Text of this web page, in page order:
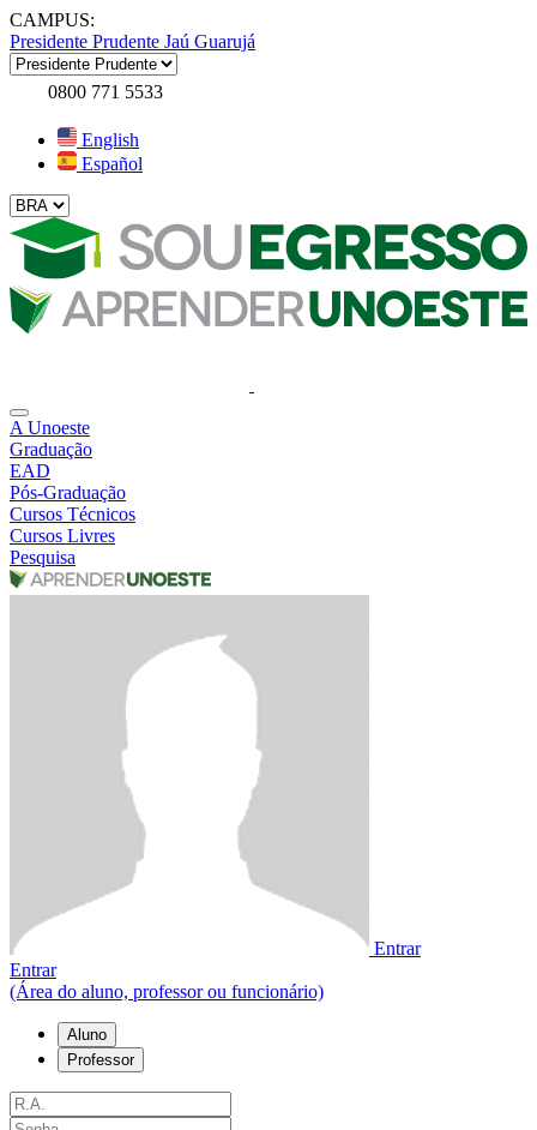
CAMPUS:
Presidente Prudente Jaú Guarujá
0800 771 5533
English
Español
A Unoeste
Graduação
EAD
Pós-Graduação
Cursos Técnicos
Cursos Livres
Pesquisa
Entrar
Entrar
(Área do aluno, professor ou funcionário)
Aluno
Professor